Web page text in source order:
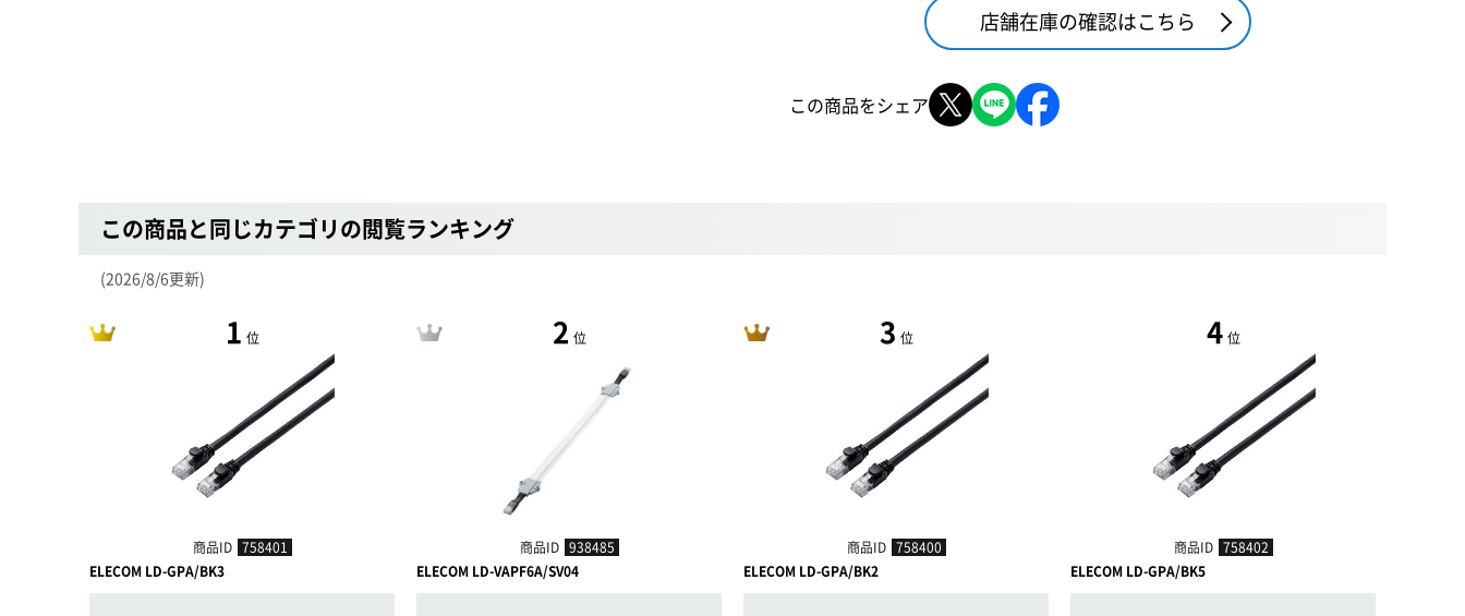
店舗在庫の確認はこちら
この商品をシェア
この商品と同じカテゴリの閲覧ランキング
(2026/8/6更新)
1 位
商品ID 758401
ELECOM LD-GPA/BK3
2 位
商品ID 938485
ELECOM LD-VAPF6A/SV04
3 位
商品ID 758400
ELECOM LD-GPA/BK2
4 位
商品ID 758402
ELECOM LD-GPA/BK5